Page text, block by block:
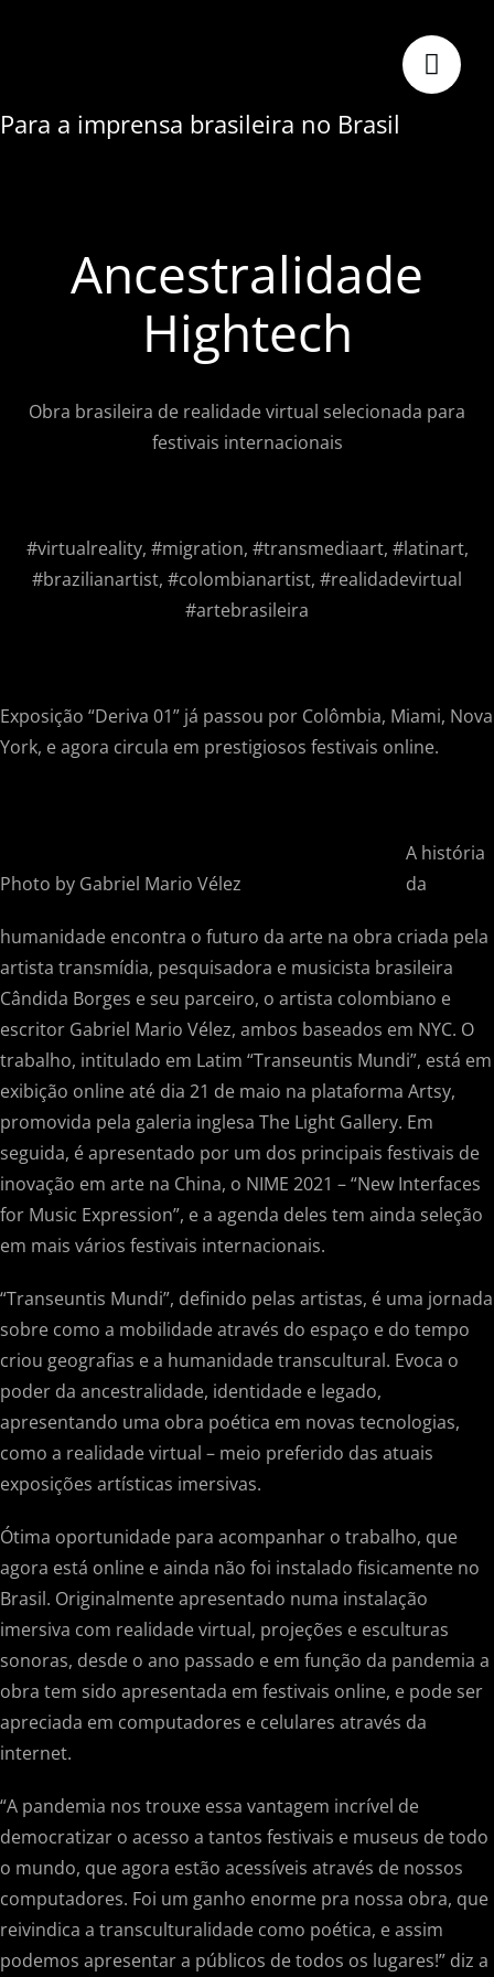
Para a imprensa brasileira no Brasil
Ancestralidade
Hightech
Obra brasileira de realidade virtual selecionada para
festivais internacionais
#virtualreality, #migration, #transmediaart, #latinart,
#brazilianartist, #colombianartist, #realidadevirtual
#artebrasileira
Exposição “Deriva 01” já passou por Colômbia, Miami, Nova
York, e agora circula em prestigiosos festivais online.
Photo by Gabriel Mario Vélez
A história
da
humanidade encontra o futuro da arte na obra criada pela
artista transmídia, pesquisadora e musicista brasileira
Cândida Borges e seu parceiro, o artista colombiano e
escritor Gabriel Mario Vélez, ambos baseados em NYC. O
trabalho, intitulado em Latim “Transeuntis Mundi”, está em
exibição online até dia 21 de maio na plataforma Artsy,
promovida pela galeria inglesa The Light Gallery. Em
seguida, é apresentado por um dos principais festivais de
inovação em arte na China, o NIME 2021 – “New Interfaces
for Music Expression”, e a agenda deles tem ainda seleção
em mais vários festivais internacionais.
“Transeuntis Mundi”, definido pelas artistas, é uma jornada
sobre como a mobilidade através do espaço e do tempo
criou geografias e a humanidade transcultural. Evoca o
poder da ancestralidade, identidade e legado,
apresentando uma obra poética em novas tecnologias,
como a realidade virtual – meio preferido das atuais
exposições artísticas imersivas.
Ótima oportunidade para acompanhar o trabalho, que
agora está online e ainda não foi instalado fisicamente no
Brasil. Originalmente apresentado numa instalação
imersiva com realidade virtual, projeções e esculturas
sonoras, desde o ano passado e em função da pandemia a
obra tem sido apresentada em festivais online, e pode ser
apreciada em computadores e celulares através da
internet.
“A pandemia nos trouxe essa vantagem incrível de
democratizar o acesso a tantos festivais e museus de todo
o mundo, que agora estão acessíveis através de nossos
computadores. Foi um ganho enorme pra nossa obra, que
reivindica a transculturalidade como poética, e assim
podemos apresentar a públicos de todos os lugares!” diz a